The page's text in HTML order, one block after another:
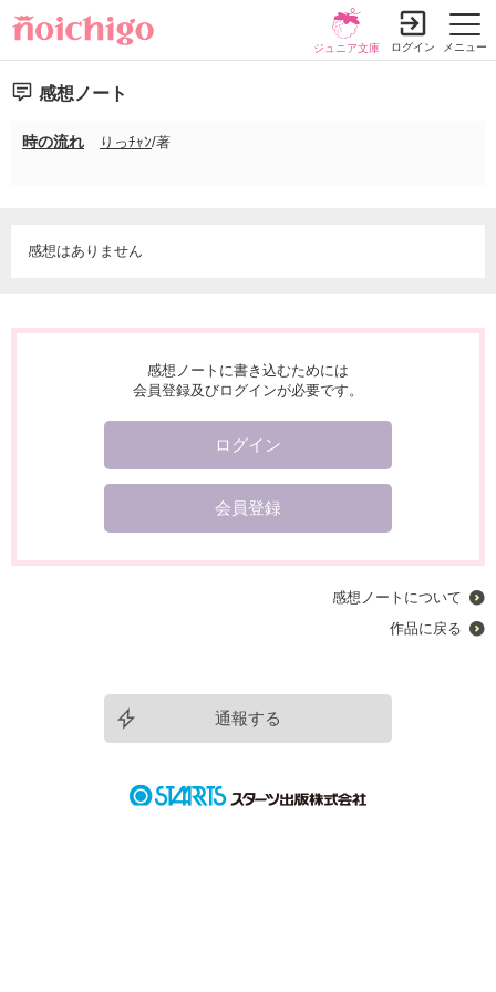
メニュー
ジュニア文庫 ログイン
感想ノート
時の流れ りっﾁｬﾝ/著
感想はありません
感想ノートに書き込むためには
会員登録及びログインが必要です。
ログイン
会員登録
感想ノートについて
作品に戻る
通報する